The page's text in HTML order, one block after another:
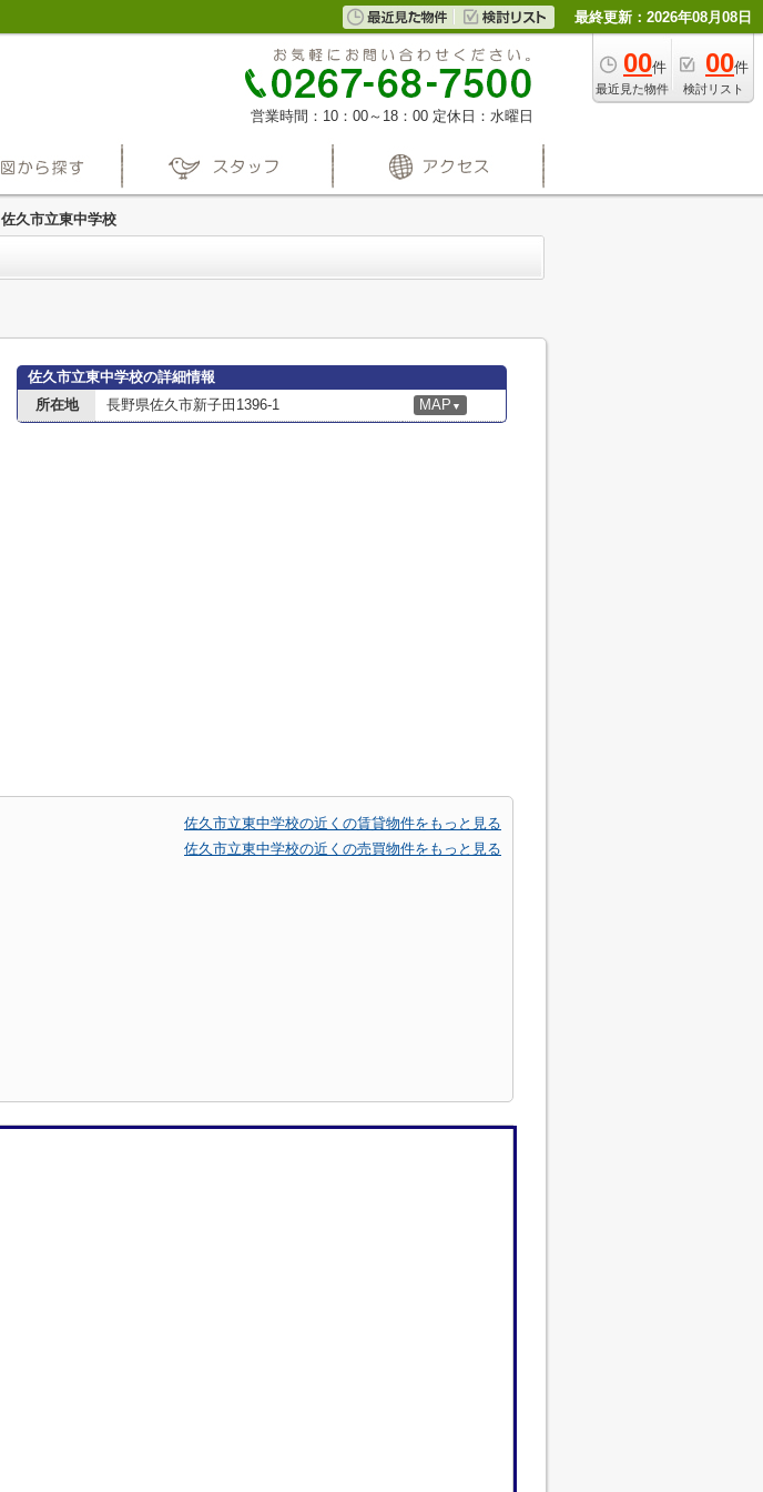
最終更新：2026年08月08日
00件
最近見た物件
00件
検討リスト
営業時間：10：00～18：00 定休日：水曜日
佐久市立東中学校
佐久市立東中学校の詳細情報
所在地
長野県佐久市新子田1396-1 MAP ▼
佐久市立東中学校の近くの賃貸物件をもっと見る
佐久市立東中学校の近くの売買物件をもっと見る